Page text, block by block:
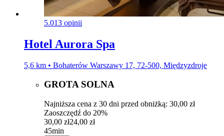
5.013 opinii
Hotel Aurora Spa
5,6 km • Bohaterów Warszawy 17, 72-500, Międzyzdroje
GROTA SOLNA
Najniższa cena z 30 dni przed obniżką: 30,00 zł
Zaoszczędź do 20%
30,00 zł24,00 zł
45min